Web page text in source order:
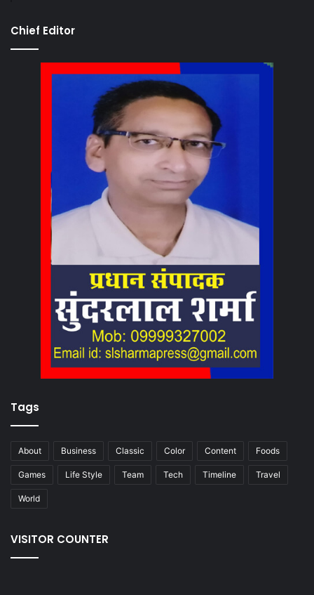
Chief Editor
Tags
About Business Classic Color Content Foods
Games Life Style Team Tech Timeline Travel
World
VISITOR COUNTER